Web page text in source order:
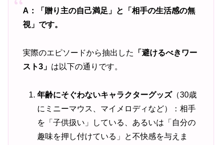
A：「贈り主の自己満足」と「相手の生活感の無
視」です。
実際のエピソードから抽出した
「避けるべきワー
スト3」 は以下の通りです。
年齢にそぐわないキャラクターグッズ（30歳
にミニーマウス、マイメロディなど）：相手
を「子供扱い」している、あるいは「自分の
趣味を押し付けている」と不快感を与えま